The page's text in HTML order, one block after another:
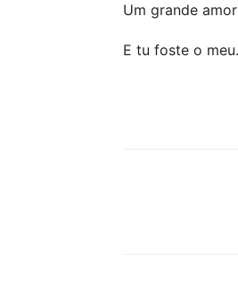
Um grande
E tu foste o